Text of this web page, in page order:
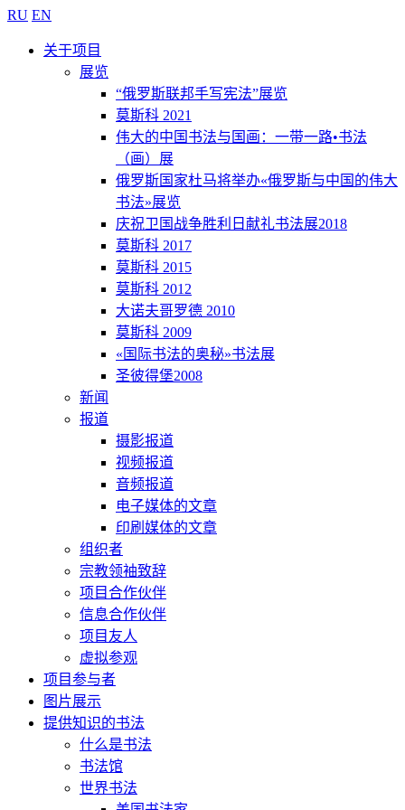
RU EN
关于项目
展览
“俄罗斯联邦手写宪法”展览
莫斯科 2021
伟大的中国书法与国画：一带一路•书法
（画）展
俄罗斯国家杜马将举办«俄罗斯与中国的伟大
书法»展览
庆祝卫国战争胜利日献礼书法展2018
莫斯科 2017
莫斯科 2015
莫斯科 2012
大诺夫哥罗德 2010
莫斯科 2009
«国际书法的奥秘»书法展
圣彼得堡2008
新闻
报道
摄影报道
视频报道
音频报道
电子媒体的文章
印刷媒体的文章
组织者
宗教领袖致辞
项目合作伙伴
信息合作伙伴
项目友人
虚拟参观
项目参与者
图片展示
提供知识的书法
什么是书法
书法馆
世界书法